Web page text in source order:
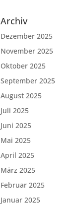
Archiv
Dezember 2025
November 2025
Oktober 2025
September 2025
August 2025
Juli 2025
Juni 2025
Mai 2025
April 2025
März 2025
Februar 2025
Januar 2025